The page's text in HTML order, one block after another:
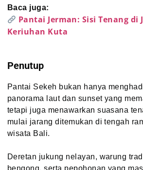
Baca juga:
Pantai Jerman: Sisi Tenang di
Keriuhan Kuta
Penutup
Pantai Sekeh bukan hanya
panorama laut dan sunset yang
tetapi juga menawarkan suasana
mulai jarang ditemukan di tengah
wisata Bali.
Deretan jukung nelayan, warung